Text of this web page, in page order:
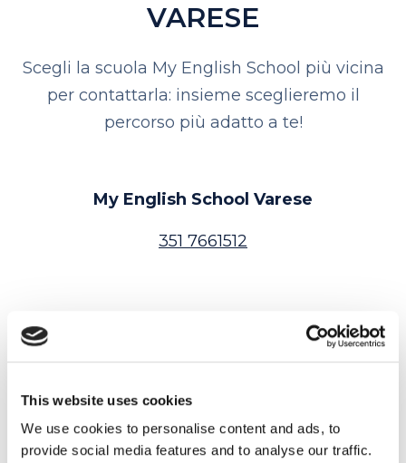
This website uses cookies
We use cookies to personalise content and ads, to
provide social media features and to analyse our traffic.
VARESE
Scegli la scuola My English School più vicina
per contattarla: insieme sceglieremo il
percorso più adatto a te!
My English School Varese
351 7661512
Trustpilot
Contatta la sede